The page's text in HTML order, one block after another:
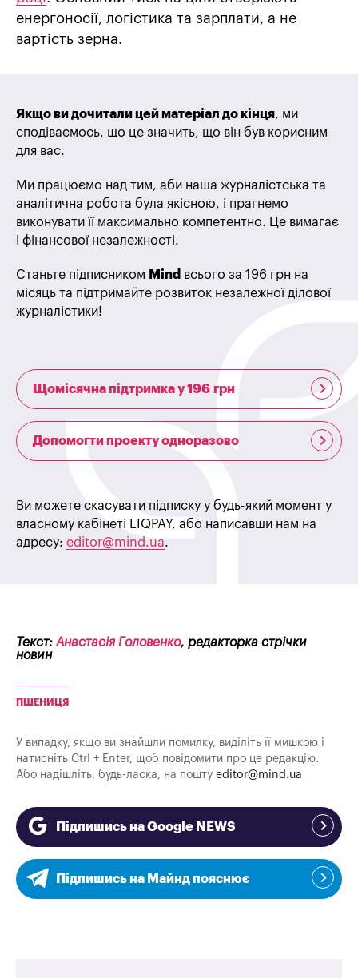
енергоносії, логістика та зарплати, а не
вартість зерна.
Якщо ви дочитали цей матеріал до кінця, ми
сподіваємось, що це значить, що він був корисним
для вас.
Ми працюємо над тим, аби наша журналістська та
аналітична робота була якісною, і прагнемо
виконувати її максимально компетентно. Це вимагає
і фінансової незалежності.
Станьте підписником Mind всього за 196 грн на
місяць та підтримайте розвиток незалежної ділової
журналістики!
Щомісячна підтримка у 196 грн
Допомогти проекту одноразово
Ви можете скасувати підписку у будь-який момент у
власному кабінеті LIQPAY, або написавши нам на
адресу: editor@mind.ua.
Текст: Анастасія Головенко, редакторка стрічки
новин
ПШЕНИЦЯ
У випадку, якщо ви знайшли помилку, виділіть її мишкою і
натисніть Ctrl + Enter, щоб повідомити про це редакцію.
Або надішліть, будь-ласка, на пошту editor@mind.ua
Підпишись на Google NEWS
Підпишись на Майнд пояснює